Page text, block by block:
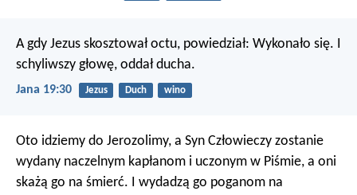
A gdy Jezus skosztował octu, powiedział: Wykonało się. I
schyliwszy głowę, oddał ducha.
Jana 19:30 Jezus Duch wino
Oto idziemy do Jerozolimy, a Syn Człowieczy zostanie
wydany naczelnym kapłanom i uczonym w Piśmie, a oni
skażą go na śmierć. I wydadzą go poganom na